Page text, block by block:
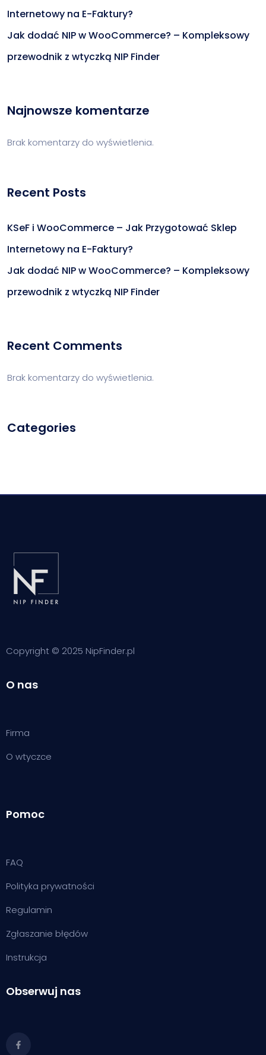
Internetowy na E-Faktury?
Jak dodać NIP w WooCommerce? – Kompleksowy
przewodnik z wtyczką NIP Finder
Najnowsze komentarze
Brak komentarzy do wyświetlenia.
Recent Posts
KSeF i WooCommerce – Jak Przygotować Sklep
Internetowy na E-Faktury?
Jak dodać NIP w WooCommerce? – Kompleksowy
przewodnik z wtyczką NIP Finder
Recent Comments
Brak komentarzy do wyświetlenia.
Categories
Copyright © 2025 NipFinder.pl
O nas
Firma
O wtyczce
Pomoc
FAQ
Polityka prywatności
Regulamin
Zgłaszanie błędów
Instrukcja
Obserwuj nas